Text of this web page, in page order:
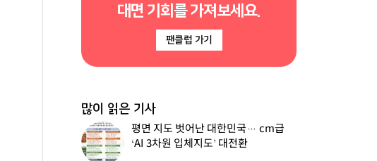
대면 기회를 가져보세요.
팬클럽 가기
많이 읽은 기사
평면 지도 벗어난 대한민국… cm급
‘AI 3차원 입체지도’ 대전환